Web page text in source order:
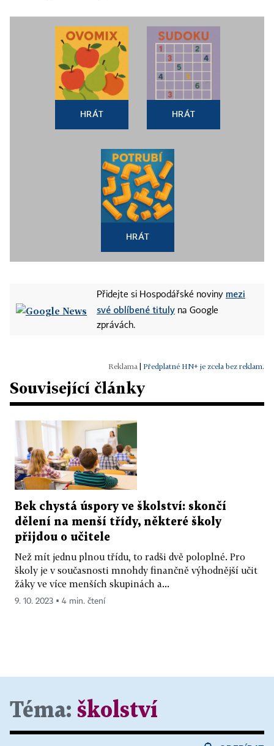
HRÁT HRÁT
HRÁT
Přidejte si Hospodářské noviny mezi
své oblíbené tituly na Google
zprávách.
Předplatné HN+ je zcela bez reklam.
Související články
Bek chystá úspory ve školství: skončí
dělení na menší třídy, některé školy
přijdou o učitele
Než mít jednu plnou třídu, to radši dvě poloplné. Pro
školy je v současnosti mnohdy finančně výhodnější učit
žáky ve více menších skupinách a...
9. 10. 2023 ▪ 4 min. čtení
Téma: školství